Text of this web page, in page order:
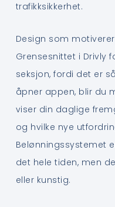
trafikksikkerhet.
Design som
Grensesnittet i Drivly
seksjon, fordi det er
åpner appen, blir du
viser din daglige
og hvilke nye
Belønningssystemet
det hele tiden, men
eller kunstig.